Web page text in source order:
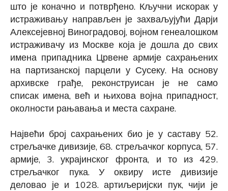
што је коначно и потврђено. Кључни искорак у
истраживању направљен је захваљујући Дарји
Алексејевној Виноградовој, војном генеалошком
истраживачу из Москве која је дошла до свих
имена припадника Црвене армије сахрањених
на партизанској парцели у Сусеку. На основу
архивске грађе, реконструисан је не само
списак имена, већ и њихова војна припадност,
околности рањавања и места сахране.
Највећи број сахрањених био је у саставу 52.
стрељачке дивизије, 68. стрељачког корпуса, 57.
армије, 3. украјинског фронта, и то из 429.
стрељачког пука. У оквиру исте дивизије
деловао је и 1028. артиљеријски пук, чији је